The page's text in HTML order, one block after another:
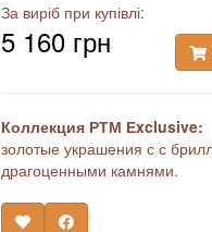
За виріб при купівлі:
5 160 грн
Коллекция РТМ Еxclusive:
золотые украшения с с
драгоценными камнями.